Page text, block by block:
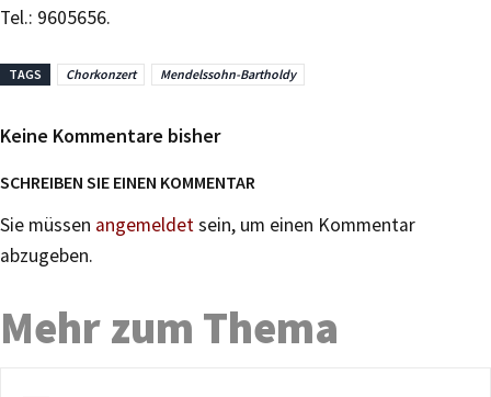
Tel.: 9605656.
TAGS Chorkonzert Mendelssohn-Bartholdy
Keine Kommentare bisher
SCHREIBEN SIE EINEN KOMMENTAR
Sie müssen angemeldetsein, um einen Kommentar
abzugeben.
Mehr zum Thema